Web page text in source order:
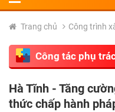
Trang chủ Công trình
Công tác phụ
Hà Tĩnh - Tăng
thức chấp hành